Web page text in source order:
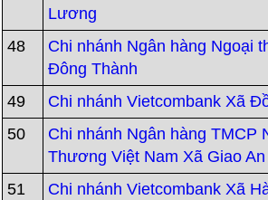
Lương
48
Chi nhánh Ngân hàng Ngoại
Đông Thành
49 Chi nhánh Vietcombank Xã
50
Chi nhánh Ngân hàng TMCP
Thương Việt Nam Xã Giao An
51 Chi nhánh Vietcombank Xã